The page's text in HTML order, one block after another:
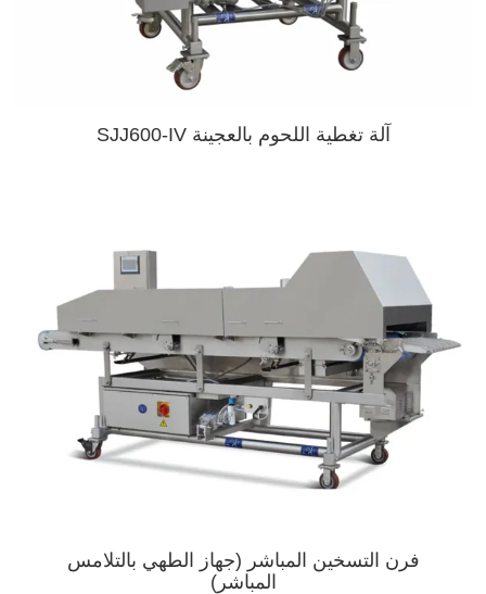
آلة تغطية اللحوم بالعجينة SJJ600-IV
فرن التسخين المباشر (جهاز الطهي بالتلامس
المباشر)